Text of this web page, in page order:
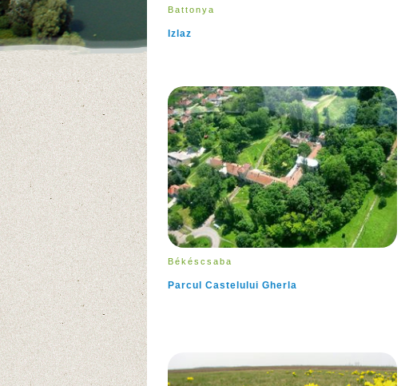
Battonya
Izlaz
Békéscsaba
Parcul Castelului Gherla